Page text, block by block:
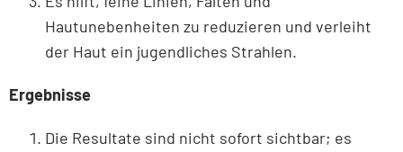
Hautunebenheiten zu reduzieren und verleiht
der Haut ein jugendliches Strahlen.
Ergebnisse
Die Resultate sind nicht sofort sichtbar; es